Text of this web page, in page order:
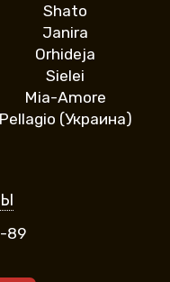
Shato
Janira
Orhideja
Sielei
Mia-Amore
Pellagio (Украина)
89